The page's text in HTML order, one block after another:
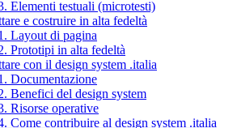
Elementi testuali (microtesti)
e costruire in alta fedeltà
Layout di pagina
Prototipi in alta fedeltà
con il design system .italia
Documentazione
Benefici del design system
Risorse operative
Come contribuire al design system .italia